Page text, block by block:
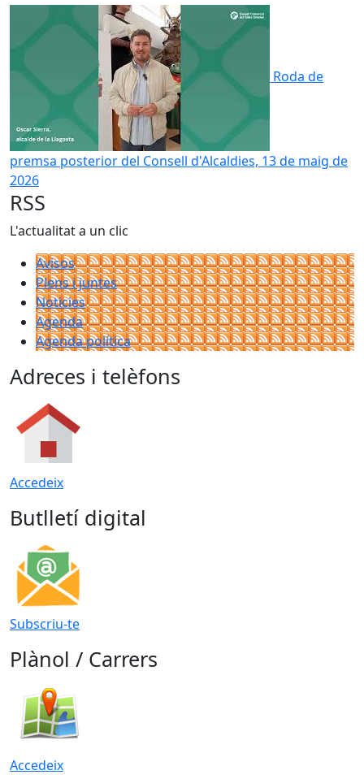
Roda de
premsa posterior del Consell d'Alcaldies, 13 de maig de
2026
RSS
L'actualitat a un clic
Avisos
Plens i juntes
Noticies
Agenda
Agenda política
Adreces i telèfons
Accedeix
Butlletí digital
Subscriu-te
Plànol / Carrers
Accedeix